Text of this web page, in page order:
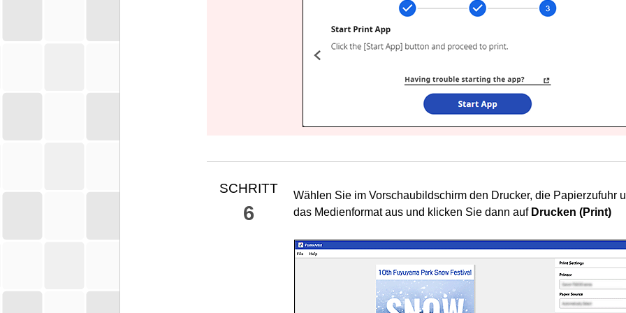
SCHRITT
6
Wählen Sie im Vorschaubildschirm den Drucker, die Papierzufuhr
das Medienformat aus und klicken Sie dann auf Drucken (Print)